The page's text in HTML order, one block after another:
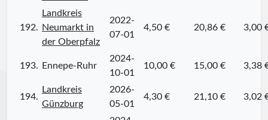
192.
Landkreis
Neumarkt in
der Oberpfalz
2022-
07-01
4,50 € 20,86 € 3,00
193. Ennepe-Ruhr
2024-
10-01
10,00 € 15,00 € 3,38
194.
Landkreis
Günzburg
2026-
05-01
4,30 € 21,10 € 3,02